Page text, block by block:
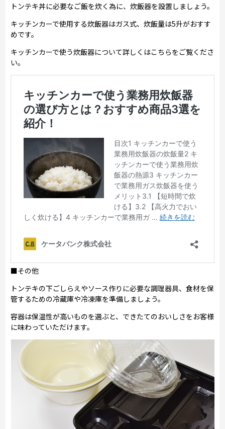
トンテキ丼に必要なご飯を炊く為に、炊飯器を設置しましょう。
キッチンカーで使用する炊飯器はガス式、炊飯量は5升がおすす
めです。
キッチンカーで使う炊飯器について詳しくはこちらをご覧くださ
い。
■その他
トンテキの下ごしらえやソース作りに必要な調理器具、食材を保
管するための冷蔵庫や冷凍庫を準備しましょう。
容器は保温性が高いものを選ぶと、できたてのおいしさをお客様
に味わっていただけます。